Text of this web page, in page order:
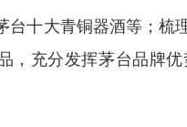
十大青铜器酒等；
，充分发挥茅台品牌